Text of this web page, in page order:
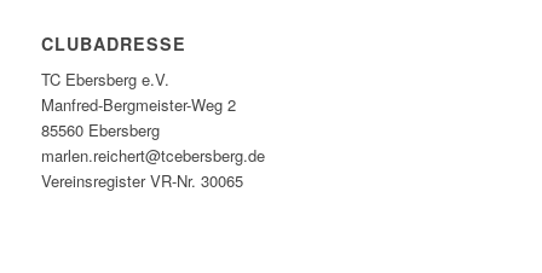
CLUBADRESSE
TC Ebersberg e.V.
Manfred-Bergmeister-Weg 2
85560 Ebersberg
marlen.reichert@tcebersberg.de
Vereinsregister VR-Nr. 30065